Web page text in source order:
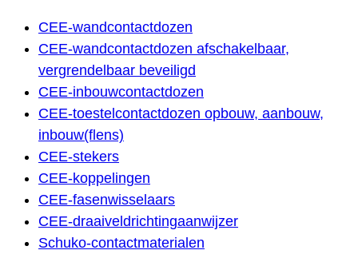
CEE-wandcontactdozen
CEE-wandcontactdozen afschakelbaar,
vergrendelbaar beveiligd
CEE-inbouwcontactdozen
CEE-toestelcontactdozen opbouw, aanbouw,
inbouw(flens)
CEE-stekers
CEE-koppelingen
CEE-fasenwisselaars
CEE-draaiveldrichtingaanwijzer
Schuko-contactmaterialen